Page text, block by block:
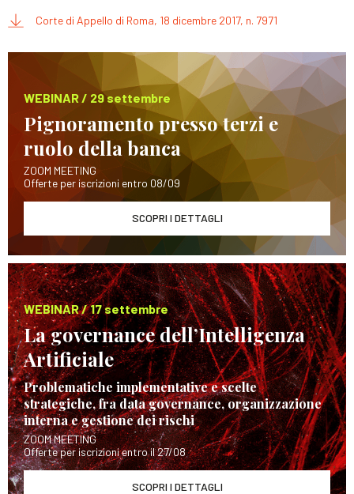
Corte di Appello di Roma, 18 dicembre 2017, n. 7971
WEBINAR / 29 settembre
Pignoramento presso terzi e
ruolo della banca
ZOOM MEETING
Offerte per iscrizioni entro 08/09
SCOPRI I DETTAGLI
WEBINAR / 17 settembre
La governance dell’Intelligenza
Artificiale
Problematiche implementative e scelte
strategiche, fra data governance, organizzazione
interna e gestione dei rischi
ZOOM MEETING
Offerte per iscrizioni entro il 27/08
SCOPRI I DETTAGLI